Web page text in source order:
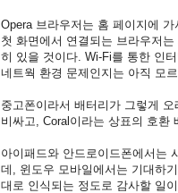
Opera 브라우저는 홈 페이지에
첫 화면에서 연결되는 브라우저
히 있을 것이다. Wi-Fi를 통한 인
네트웍 환경 문제인지는 아직 모르
중고폰이라서 배터리가 그렇게
비싸고, Coral이라는 상표의 호환
아이패드와 안드로이드폰에서는
데, 윈도우 모바일에서는 기대하
대로 인식되는 정도로 감사할 일